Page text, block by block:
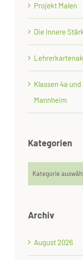
Projekt Malen
Die innere
Klassen 4a
Mannheim
Kategorien
Kategorien
Archiv
August 2026